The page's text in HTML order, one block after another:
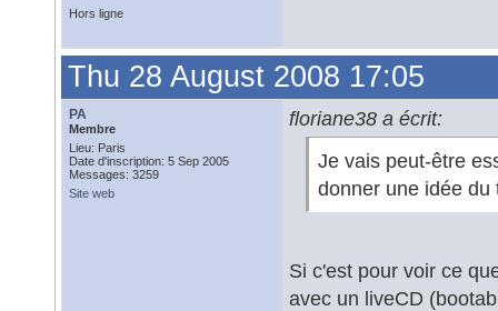
Hors ligne
Thu 28 August 2008 17:05
PA
Membre
Lieu: Paris
Date d'inscription: 5 Sep 2005
Messages: 3259
Site web
floriane38 a écrit:
Je vais peut-être
donner une idée du
Si c'est pour voir ce
avec un liveCD